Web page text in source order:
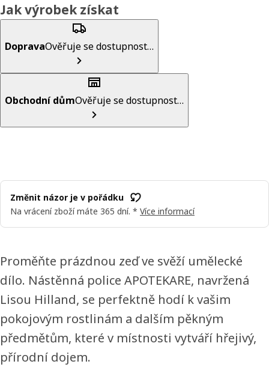
Jak výrobek získat
DopravaOvěřuje se dostupnost…
Obchodní důmOvěřuje se dostupnost…
Změnit názor je v pořádku
Na vrácení zboží máte 365 dní. * Více informací
Proměňte prázdnou zeď ve svěží umělecké
dílo. Nástěnná police APOTEKARE, navržená
Lisou Hilland, se perfektně hodí k vašim
pokojovým rostlinám a dalším pěkným
předmětům, které v místnosti vytváří hřejivý,
přírodní dojem.